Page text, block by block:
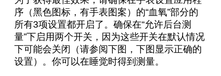
序（黑色图标，有手表图案）的“血氧”部分的
所有3项设置都开启了。确保在“允许后台测
量”下启用两个开关，因为这些开关在默认情况
下可能会关闭（请参阅下图，下图显示正确的
设置）。你可以在睡觉时得到测量。